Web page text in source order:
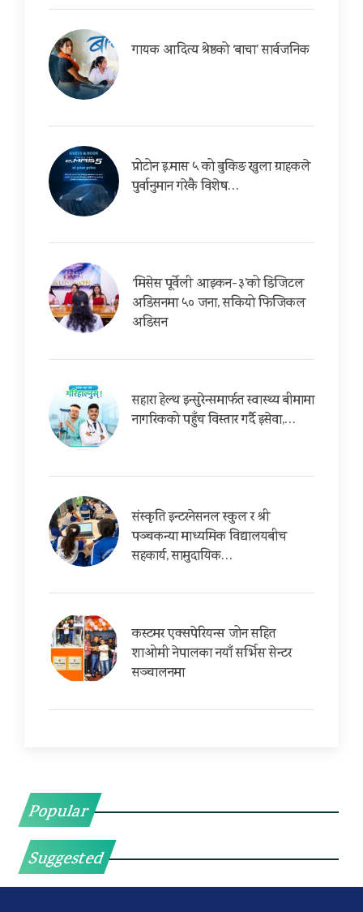
गायक आदित्य श्रेष्ठको ‘बाचा’ सार्वजनिक
प्रोटोन इ.मास ५ को बुकिङ खुला ग्राहकले
पुर्वानुमान गरेकै विशेष…
‘मिसेस पूर्वेली आइकन-३’को डिजिटल
अडिसनमा ५० जना, सकियो फिजिकल
अडिसन
सहारा हेल्थ इन्सुरेन्समार्फत स्वास्थ्य बीमामा
नागरिकको पहुँच विस्तार गर्दै इसेवा,…
संस्कृति इन्टरनेसनल स्कुल र श्री
पञ्चकन्या माध्यमिक विद्यालयबीच
सहकार्य, सामुदायिक…
कस्टमर एक्सपेरियन्स जोन सहित
शाओमी नेपालका नयाँ सर्भिस सेन्टर
सञ्चालनमा
Popular
Suggested